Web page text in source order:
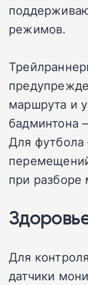
режимов.
маршрута и
бадминтона
Для
при разборе
Для
датчики